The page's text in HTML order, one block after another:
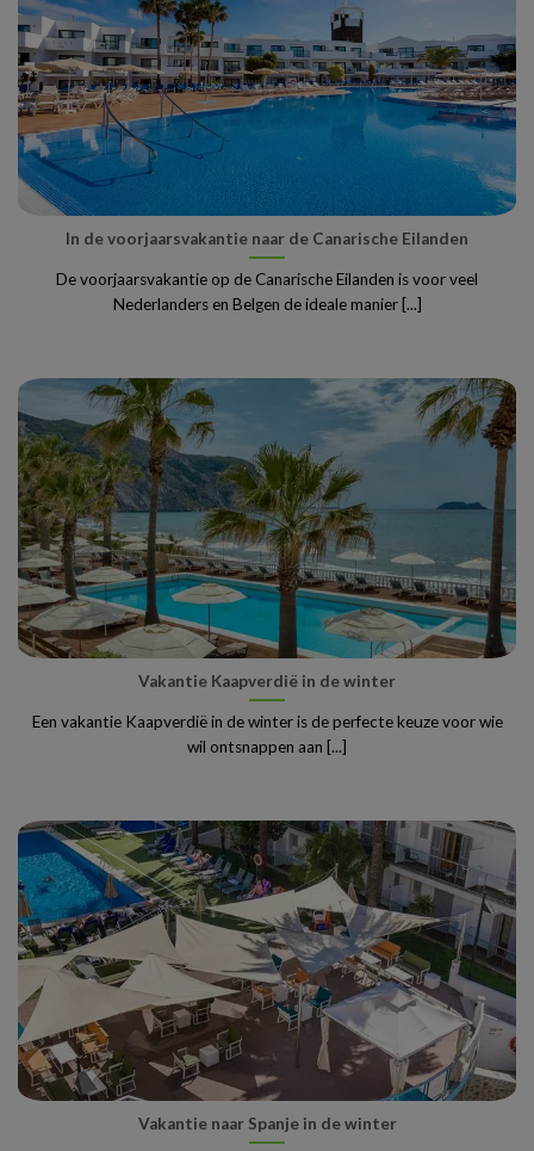
In de voorjaarsvakantie naar de Canarische Eilanden
De voorjaarsvakantie op de Canarische Eilanden is voor veel
Nederlanders en Belgen de ideale manier [...]
Vakantie Kaapverdië in de winter
Een vakantie Kaapverdië in de winter is de perfecte keuze voor wie
wil ontsnappen aan [...]
Vakantie naar Spanje in de winter